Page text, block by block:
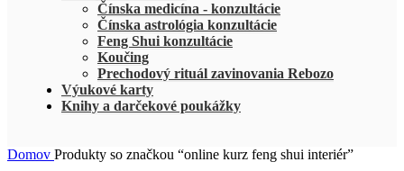
Čínska medicína - konzultácie
Čínska astrológia konzultácie
Feng Shui konzultácie
Koučing
Prechodový rituál zavinovania Rebozo
Výukové karty
Knihy a darčekové poukážky
Domov Produkty so značkou “online kurz feng shui interiér”